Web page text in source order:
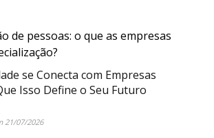
se Conecta com Empresas
Isso Define o Seu Futuro
21/07/2026